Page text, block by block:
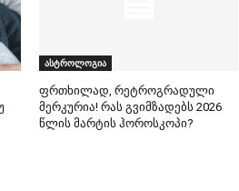
ასტროლოგია
ფრთხილად, რეტროგრადული
მერკურია! რას გვიმზადებს 2026
წლის მარტის ჰოროსკოპი?